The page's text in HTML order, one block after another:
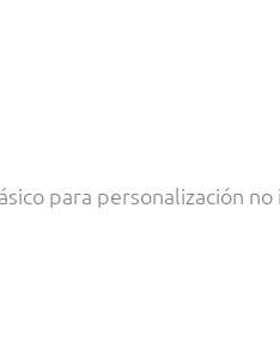
para personalización no